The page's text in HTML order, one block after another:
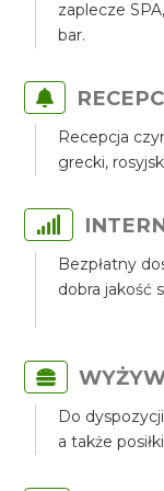
zaplecze
bar.
Recepcja
grecki,
Bezpłatny
dobra jakość
Do
a także